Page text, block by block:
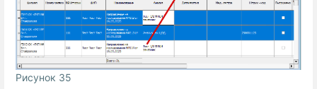
Рисунок 35